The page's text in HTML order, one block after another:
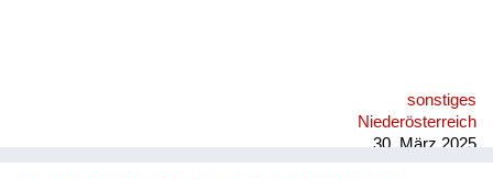
sonstiges
Niederösterreich
30. März 2025